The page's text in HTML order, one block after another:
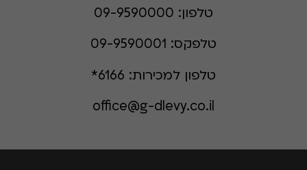
טלפון:
טלפקס:
טלפון למכירות:
office@g-dlevy.co.il